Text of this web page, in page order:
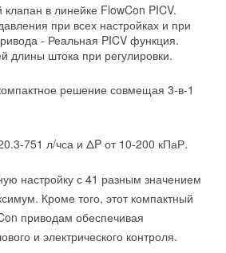
в линейке FlowCon PICV.
при всех настройках и при
- Реальная PICV функция.
длины штока при регулировки.
решение совмещая 3-в-1
751 л/чса и ΔP от 10-200 кПаР.
настройку с 41 разным значением
Кроме того, этот компактный
приводам обеспечивая
и электрического контроля.
напорные установки Native‑RLSE 3
3
2026
моноблочные и консольные
и RHK
2026
PBS CHLFT
Уведомления отключены
2026
— методология снижения
до 35% экономии
2026
стран к энергопереходу
план мероприятий по
в ключевых отраслях
2026
Уведомления отключены